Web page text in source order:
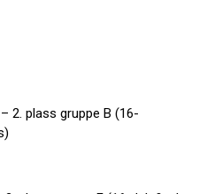
2. plass gruppe B (16-